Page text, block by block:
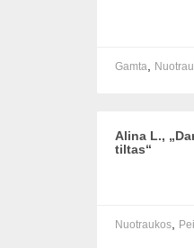
Gamta,
Alina L.,
tiltas“
Nuotraukos,